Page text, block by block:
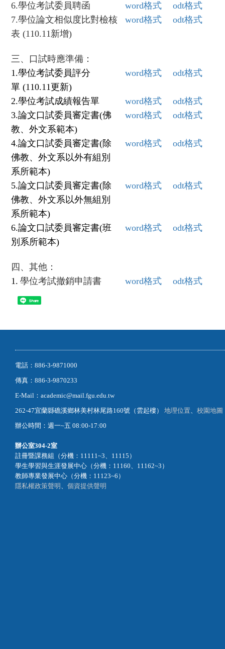
6.學位考試委員聘函 word格式 odt格式
7.學位論文相似度比對檢核
表 (110.11新增)
word格式 odt格式
三、口試時應準備：
1.學位考試委員評分
單 (110.11更新)
word格式 odt格式
2.學位考試成績報告單 word格式 odt格式
3.論文口試委員審定書(佛
教、外文系範本)
word格式 odt格式
4.論文口試委員審定書(除
佛教、外文系以外有組別
系所範本)
word格式 odt格式
5.論文口試委員審定書(除
佛教、外文系以外無組別
系所範本)
word格式 odt格式
6.論文口試委員審定書(班
別系所範本)
word格式 odt格式
四、其他：
1. 學位考試撤銷申請書 word格式 odt格式
Share
電話：886-3-9871000
傳真：886-3-9870233
E-Mail：academic@mail.fgu.edu.tw
262-47宜蘭縣礁溪鄉林美村林尾路160號（雲起樓） 地理位置
校園地圖
辦公時間：週一~五 08:00-17:00
辦公室304-2室
註冊暨課務組（分機：11111~3、11115）
學生學習與生涯發展中心（分機：11160、11162~3）
教師專業發展中心（分機：11123~6）
隱私權政策聲明
個資提供聲明